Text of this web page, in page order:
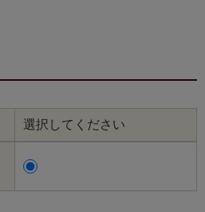
選択してください